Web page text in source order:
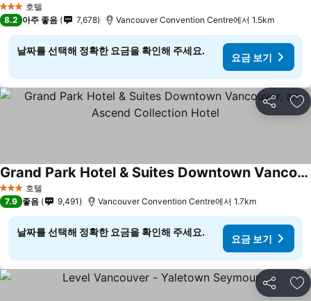
3 성급 호텔
8.2 아주 좋음 7,678 Vancouver Convention Centre에서 1.5km
날짜를 선택해 정확한 요금을 확인해 주세요.
요금 보기
공유 즐
3 성급 호텔
Grand Park Hotel & Suites Downtown Vancouver, an Ascend Collection Hotel
7.9 좋음 9,491 Vancouver Convention Centre에서 1.7km
날짜를 선택해 정확한 요금을 확인해 주세요.
요금 보기
공유 즐